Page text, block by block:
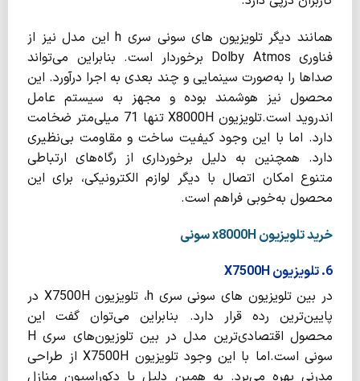
همانند دیگر تلویزیون های سونی سری h این مدل نیز از
فناوری Dolby Atmos برخوردار است. بنابراین می‌تواند
صداها را به‌صورت سینمایی و چند بعدی به اجرا درآورد. این
محصول نیز هوشمند بوده و مجهز به سیستم عامل
اندروید است.تلویزیون X8000H تنها 71 میلی‌متر ضخامت
دارد. اما با این وجود کیفیت ساخت و مقاومت بی‌نظیری
دارد. همچنین به دلیل برخورداری از رگاه‌های ارتباطی
متنوع امکان اتصال با دیگر لوازم الکترونیکی، برای این
محصول به‌خوبی فراهم است.
خرید تلویزیون x8000H سونی
6. تلویزیون X7500H
در بین تلویزیون های سونی سری h، تلویزیون X7500H در
پایین‌ترین رده قرار دارد. بنابراین می‌توان گفت این
محصول اقتصادی‌ترین مدل در بین تلوزیون‌های سری H
سونی است.اما با این وجود تلویزیون X7500H از طراحی
مدرنی بهره می‌برد. به همین دلیل با دکوراسیون منازل